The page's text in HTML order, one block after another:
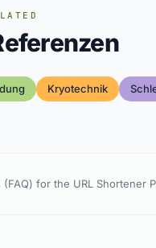
Kryotechnik
for the URL Shortener